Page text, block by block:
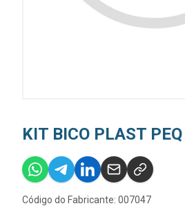
KIT BICO PLAST
Código do Fabricante: 007047